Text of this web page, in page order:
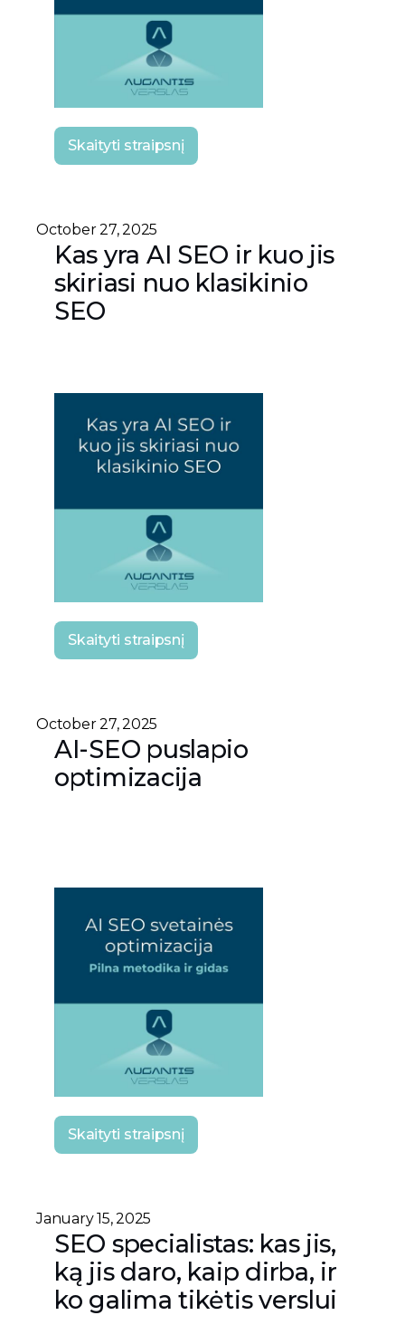
Skaityti straipsnį
October 27, 2025
Kas yra AI SEO ir kuo jis
skiriasi nuo klasikinio
SEO
Skaityti straipsnį
October 27, 2025
AI-SEO puslapio
optimizacija
Skaityti straipsnį
January 15, 2025
SEO specialistas: kas jis,
ką jis daro, kaip dirba, ir
ko galima tikėtis verslui